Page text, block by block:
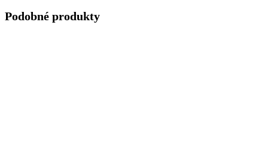
Podobné produkty